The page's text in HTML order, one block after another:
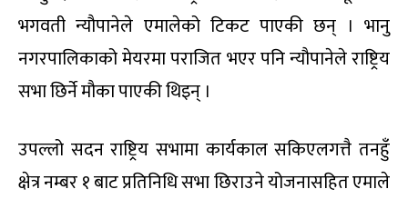
भगवती न्यौपानेले एमालेको टिकट पाएकी छन् । भानु
नगरपालिकाको मेयरमा पराजित भएर पनि न्यौपानेले राष्ट्रिय
सभा छिर्ने मौका पाएकी थिइन् ।
उपल्लो सदन राष्ट्रिय सभामा कार्यकाल सकिएलगत्तै तनहुँ
क्षेत्र नम्बर १ बाट प्रतिनिधि सभा छिराउने योजनासहित एमाले